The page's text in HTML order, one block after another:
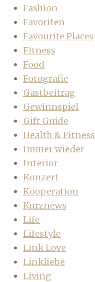
Fashion
Favoriten
Favourite Places
Fitness
Food
Fotografie
Gastbeitrag
Gewinnspiel
Gift Guide
Health & Fitness
Immer wieder
Interior
Konzert
Kooperation
Kurznews
Life
Lifestyle
Link Love
Linkliebe
Living